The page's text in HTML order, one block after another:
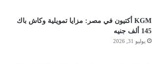
KGM أكتيون في مصر: مزايا تمويلية وكاش باك
145 ألف جنيه
يوليو 31, 2026